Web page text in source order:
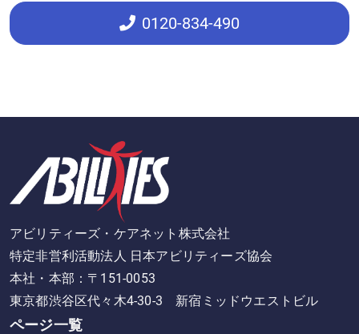
0120-834-490
アビリティーズ・ケアネット株式会社
特定非営利活動法人 日本アビリティーズ協会
本社・本部：〒151-0053
東京都渋谷区代々木4-30-3 新宿ミッドウエストビル
ページ一覧